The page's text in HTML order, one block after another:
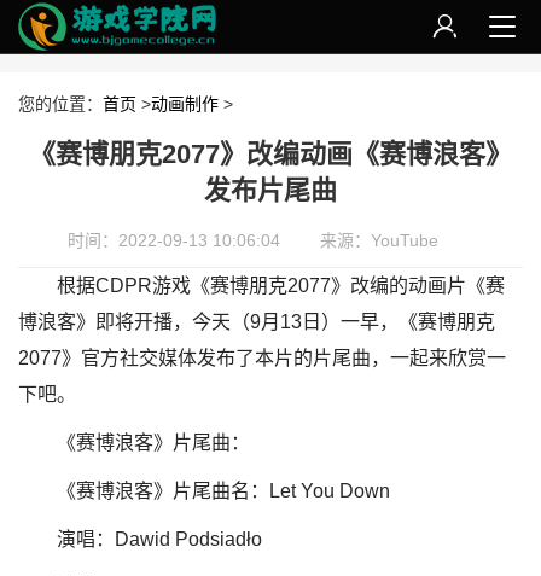
您的位置： 首页 >动画制作 >
《赛博朋克2077》改编动画《赛博浪客》
发布片尾曲
时间：2022-09-13 10:06:04 来源：YouTube
根据CDPR游戏《赛博朋克2077》改编的动画片《赛
博浪客》即将开播，今天（9月13日）一早，《赛博朋克
2077》官方社交媒体发布了本片的片尾曲，一起来欣赏一
下吧。
《赛博浪客》片尾曲：
《赛博浪客》片尾曲名：Let You Down
演唱：Dawid Podsiadło